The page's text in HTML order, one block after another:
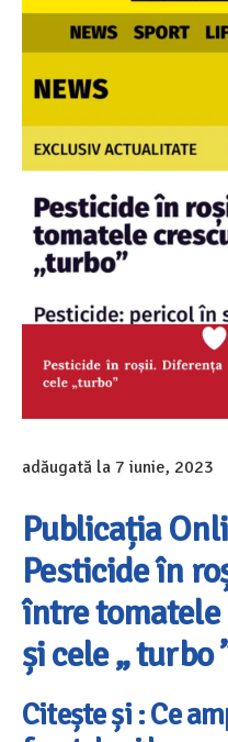
adăugată la 7 iunie, 2023
Publicația
Pesticide în
între
și cele „ turbo
Citește și : Ce